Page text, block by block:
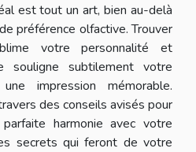
est tout un art, bien au-delà
préférence olfactive. Trouver
votre personnalité et
souligne subtilement votre
impression mémorable.
des conseils avisés pour
harmonie avec votre
secrets qui feront de votre